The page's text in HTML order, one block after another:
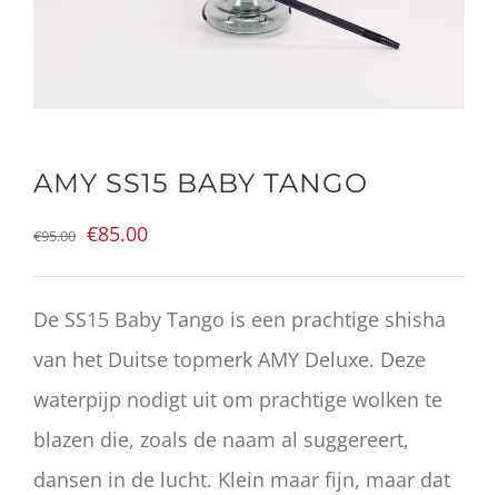
AMY SS15 BABY TANGO
€95.00 Oorspronkelijke
prijs
was:
€95.00.
€85.00Huidige
prijs
is:
€85.00.
De SS15 Baby Tango is een prachtige shisha
van het Duitse topmerk AMY Deluxe. Deze
waterpijp nodigt uit om prachtige wolken te
blazen die, zoals de naam al suggereert,
dansen in de lucht. Klein maar fijn, maar dat